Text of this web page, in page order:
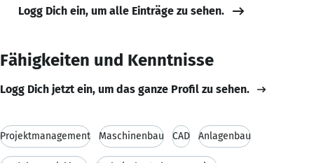
Logg Dich ein, um alle Einträge zu sehen.
Fähigkeiten und Kenntnisse
Logg Dich jetzt ein, um das ganze Profil zu sehen.
Projektmanagement Maschinenbau CAD Anlagenbau